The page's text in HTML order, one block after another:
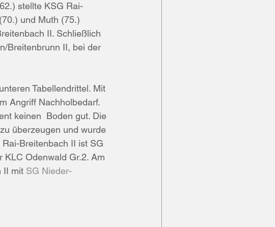
stellte KSG Rai-
und Muth (75.)
II. Schließlich
Breitenbrunn II, bei der
Tabellendrittel. Mit
Angriff Nachholbedarf.
keinen  Boden gut. Die
überzeugen und wurde
Breitenbach II ist SG
KLC Odenwald Gr.2. Am
II mit SG Nieder-